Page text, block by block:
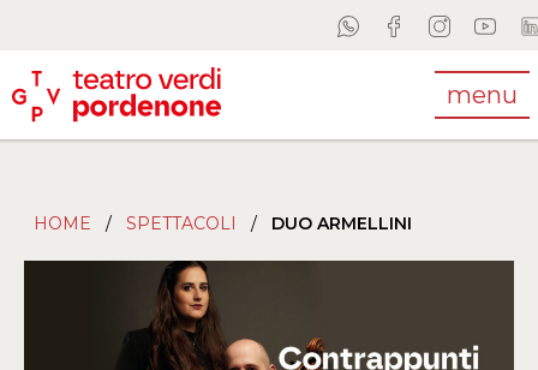
menu
HOME / SPETTACOLI / DUO ARMELLINI